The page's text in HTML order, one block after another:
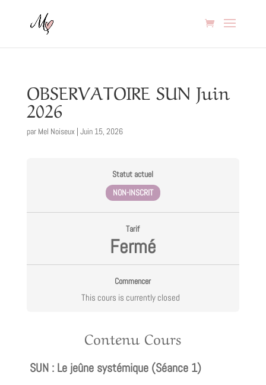
OBSERVATOIRE SUN Juin
2026
par Mel Noiseux | Juin 15, 2026
Statut actuel
NON-INSCRIT
Tarif
Fermé
Commencer
This cours is currently closed
Contenu Cours
SUN : Le jeûne systémique (Séance 1)